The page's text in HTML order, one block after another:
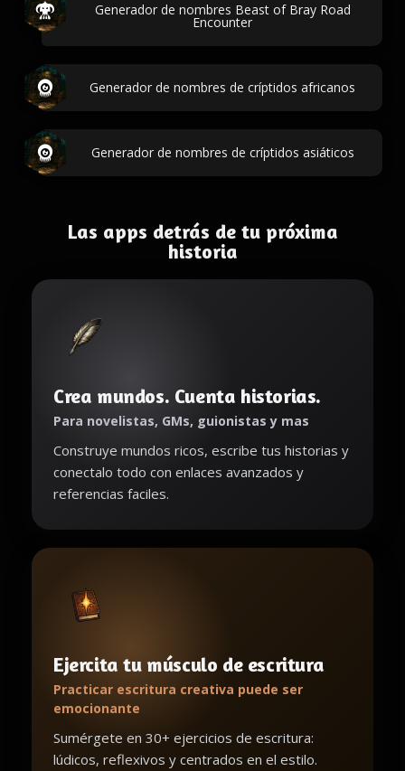
Generador de nombres Beast of Bray Road
Encounter
Generador de nombres de críptidos africanos
Generador de nombres de críptidos asiáticos
Las apps detrás de tu próxima
historia
Crea mundos. Cuenta historias.
Para novelistas, GMs, guionistas y mas
Construye mundos ricos, escribe tus historias y
conectalo todo con enlaces avanzados y
referencias faciles.
Ejercita tu músculo de escritura
Practicar escritura creativa puede ser
emocionante
Sumérgete en 30+ ejercicios de escritura:
lúdicos, reflexivos y centrados en el estilo.